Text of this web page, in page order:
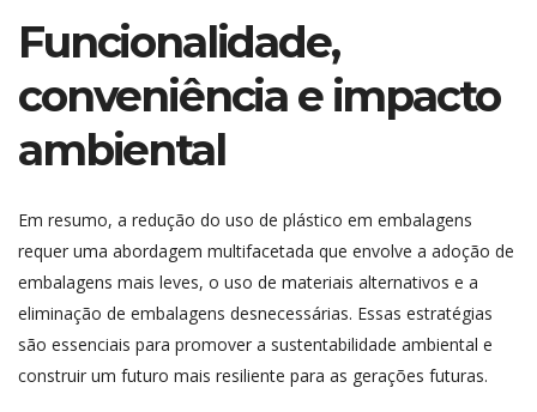
Funcionalidade,
conveniência e impacto
ambiental
Em resumo, a redução do uso de plástico em embalagens
requer uma abordagem multifacetada que envolve a adoção de
embalagens mais leves, o uso de materiais alternativos e a
eliminação de embalagens desnecessárias. Essas estratégias
são essenciais para promover a sustentabilidade ambiental e
construir um futuro mais resiliente para as gerações futuras.